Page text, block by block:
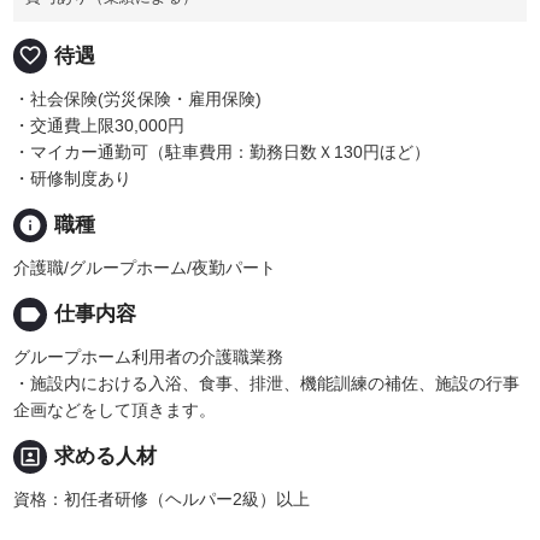
favorite_border 待遇
・社会保険(労災保険・雇用保険)
・交通費上限30,000円
・マイカー通勤可（駐車費用：勤務日数Ｘ130円ほど）
・研修制度あり
info 職種
介護職/グループホーム/夜勤パート
label 仕事内容
グループホーム利用者の介護職業務
・施設内における入浴、食事、排泄、機能訓練の補佐、施設の行事
企画などをして頂きます。
portrait 求める人材
資格：初任者研修（ヘルパー2級）以上